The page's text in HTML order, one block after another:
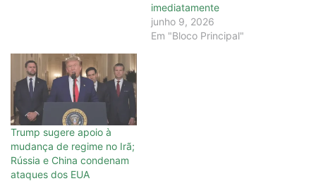
imediatamente
junho 9, 2026
Em "Bloco Principal"
Trump sugere apoio à
mudança de regime no Irã;
Rússia e China condenam
ataques dos EUA